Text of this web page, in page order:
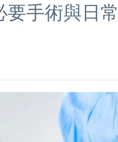
手術與日